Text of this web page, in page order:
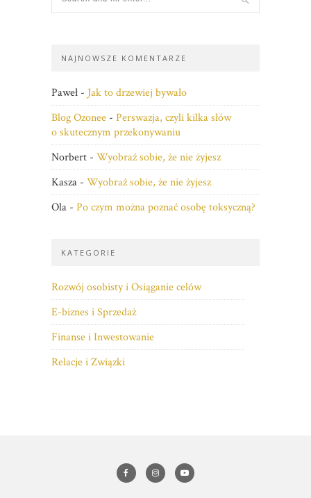
NAJNOWSZE KOMENTARZE
Paweł - Jak to drzewiej bywało
Blog Ozonee - Perswazja, czyli kilka słów
o skutecznym przekonywaniu
Norbert - Wyobraź sobie, że nie żyjesz
Kasza - Wyobraź sobie, że nie żyjesz
Ola - Po czym można poznać osobę toksyczną?
KATEGORIE
Rozwój osobisty i Osiąganie celów
E-biznes i Sprzedaż
Finanse i Inwestowanie
Relacje i Związki